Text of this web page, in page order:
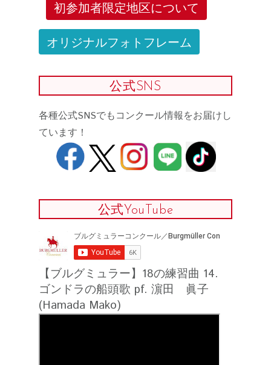
初参加者限定地区について
オリジナルフォトフレーム
公式SNS
各種公式SNSでもコンクール情報をお届けし
ています！
公式YouTube
【ブルグミュラー】18の練習曲 14.
ゴンドラの船頭歌 pf. 濵田 眞子
(Hamada Mako)